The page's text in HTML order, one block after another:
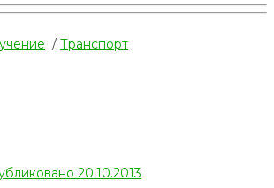
/ Транспорт
20.10.2013